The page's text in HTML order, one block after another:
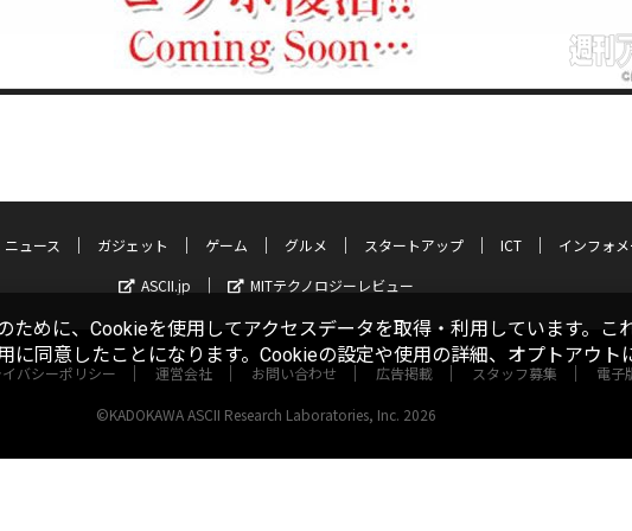
ニュース ガジェット ゲーム グルメ スタートアップ ICT
インフォ
ASCII.jp
MITテクノロジーレビュー
バシーポリシー 運営会社 お問い合わせ 広告掲載 スタッフ募集 電子
©KADOKAWA ASCII Research Laboratories, Inc. 2026
めに、Cookieを使用してアクセスデータを取得・利用しています。こ
同意したことになります。Cookieの設定や使用の詳細、オプトアウト